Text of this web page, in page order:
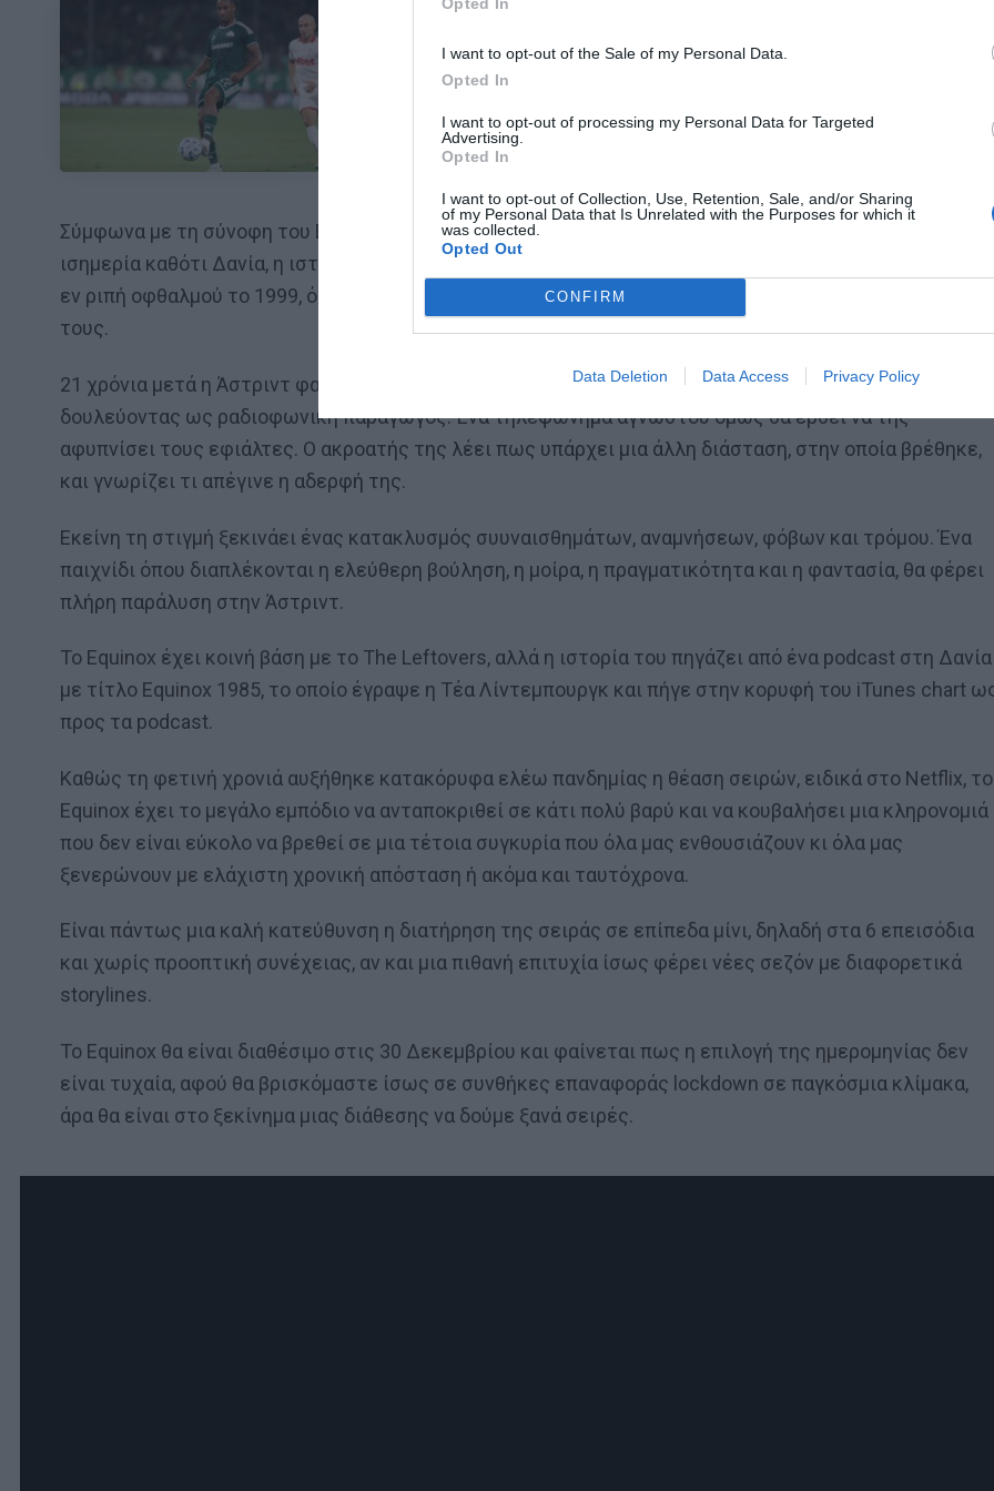
I want to opt-out of the Sale of my Personal Data.
Opted In
I want to opt-out of processing my Personal Data for Targeted
Advertising.
Opted In
I want to opt-out of Collection, Use, Retention, Sale, and/or Sharing
of my Personal Data that Is Unrelated with the Purposes for which it
was collected.
Opted Out
CONFIRM
Data Deletion Data Access Privacy Policy
Σύμφωνα με τη σύνοφη του Equinox, που σημαίνει ισημερία και σίγουρα θα αφορά τη χειμερινή
ισημερία καθότι Δανία, η ιστορία επικεντρώνεται στην Άστριντ, μια κοπέλα που είδε να
εν ριπή οφθαλμού το 1999, όταν ήταν 9 ετών, η αδερφή της και οι συμμαθητές της στην αποφοίτησή
τους.
21 χρόνια μετά η Άστριντ φαίνεται να έχει καλύψει τους χρόνιους εφιάλτες που έβλεπε και ζει ήρεμα
δουλεύοντας ως ραδιοφωνική παραγωγός. Ένα τηλεφώνημα αγνώστου όμως θα έρθει να της
αφυπνίσει τους εφιάλτες. Ο ακροατής της λέει πως υπάρχει μια άλλη διάσταση, στην οποία βρέθηκε,
και γνωρίζει τι απέγινε η αδερφή της.
Εκείνη τη στιγμή ξεκινάει ένας κατακλυσμός συυναισθημάτων, αναμνήσεων, φόβων και τρόμου. Ένα
παιχνίδι όπου διαπλέκονται η ελεύθερη βούληση, η μοίρα, η πραγματικότητα και η φαντασία, θα φέρει
πλήρη παράλυση στην Άστριντ.
Το Equinox έχει κοινή βάση με το The Leftovers, αλλά η ιστορία του πηγάζει από ένα podcast στη Δανία
με τίτλο Equinox 1985, το οποίο έγραψε η Τέα Λίντεμπουργκ και πήγε στην κορυφή του iTunes chart
προς τα podcast.
Καθώς τη φετινή χρονιά αυξήθηκε κατακόρυφα ελέω πανδημίας η θέαση σειρών, ειδικά στο Netflix, το
Equinox έχει το μεγάλο εμπόδιο να ανταποκριθεί σε κάτι πολύ βαρύ και να κουβαλήσει μια κληρονομιά
που δεν είναι εύκολο να βρεθεί σε μια τέτοια συγκυρία που όλα μας ενθουσιάζουν κι όλα μας
ξενερώνουν με ελάχιστη χρονική απόσταση ή ακόμα και ταυτόχρονα.
Είναι πάντως μια καλή κατεύθυνση η διατήρηση της σειράς σε επίπεδα μίνι, δηλαδή στα 6 επεισόδια
και χωρίς προοπτική συνέχειας, αν και μια πιθανή επιτυχία ίσως φέρει νέες σεζόν με διαφορετικά
storylines.
Το Equinox θα είναι διαθέσιμο στις 30 Δεκεμβρίου και φαίνεται πως η επιλογή της ημερομηνίας δεν
είναι τυχαία, αφού θα βρισκόμαστε ίσως σε συνθήκες επαναφοράς lockdown σε παγκόσμια κλίμακα,
άρα θα είναι στο ξεκίνημα μιας διάθεσης να δούμε ξανά σειρές.